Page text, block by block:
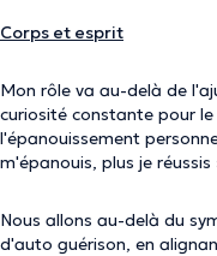
Corps et esprit
Mon rôle va au-delà de
curiosité constante pour
l'épanouissement
m'épanouis, plus je réussis
Nous allons au-delà du
d'auto guérison, en